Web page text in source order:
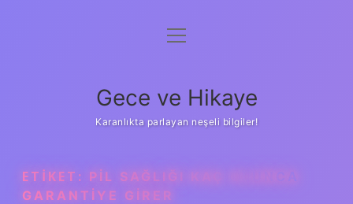
Anasayfa
Yasal Uyarı
menüyü
Gece ve Hikaye
Karanlıkta parlayan neşeli bilgiler!
ETIKET: PIL SAĞLIĞI KAÇ OLUNCA
GARANTIYE GIRER